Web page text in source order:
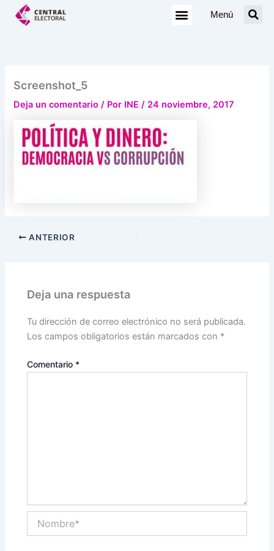
Menú
Screenshot_5
Deja un comentario / Por INE/ 24 noviembre, 2017
ANTERIOR
Deja una respuesta
Tu dirección de correo electrónico no será publicada.
Los campos obligatorios están marcados con *
Comentario *